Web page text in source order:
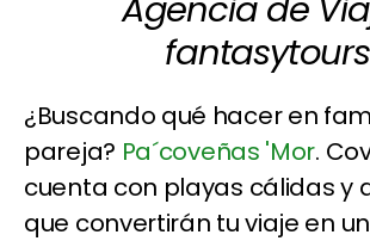
Agencia de
fantasytours
¿Buscando qué hacer en
pareja? Pa´coveñas 'Mor.
cuenta con playas cálidas y
que convertirán tu viaje en